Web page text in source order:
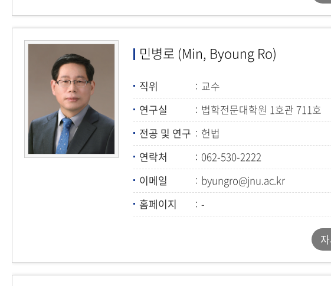
민병로 (Min, Byoung Ro)
직위
교수
연구실
법학전문대학원 1호관 711호
전공 및 연구
헌법
연락처
062-530-2222
이메일
byungro@jnu.ac.kr
홈페이지
-